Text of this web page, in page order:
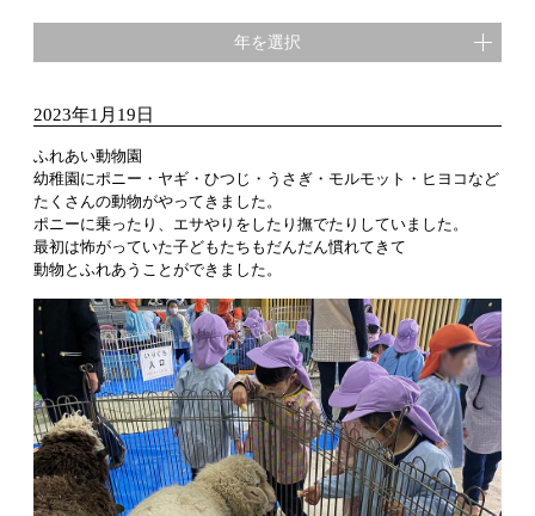
年を選択
2023年1月19日
ふれあい動物園
幼稚園にポニー・ヤギ・ひつじ・うさぎ・モルモット・ヒヨコなど
たくさんの動物がやってきました。
ポニーに乗ったり、エサやりをしたり撫でたりしていました。
最初は怖がっていた子どもたちもだんだん慣れてきて
動物とふれあうことができました。